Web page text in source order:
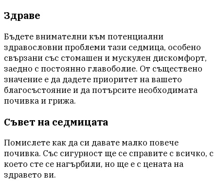
Здраве
Бъдете внимателни към потенциални
здравословни проблеми тази седмица, особено
свързани със стомашен и мускулен дискомфорт,
заедно с постоянно главоболие. От съществено
значение е да дадете приоритет на вашето
благосъстояние и да потърсите необходимата
почивка и грижа.
Съвет на седмицата
Помислете как да си давате малко повече
почивка. Със сигурност ще се справите с всичко, с
което сте се нагърбили, но ще е с цената на
здравето ви.